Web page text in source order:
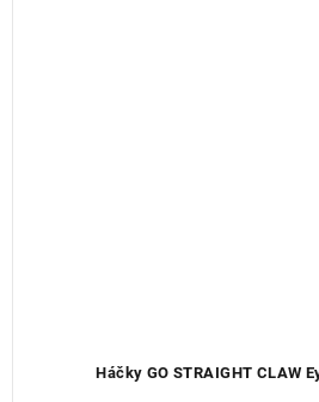
Háčky GO STRAIGHT CLAW